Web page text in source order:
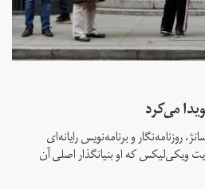
می‌کرد
روزنامه‌نگار و برنامه‌نویس رایانه‌ای
ویکی‌لیکس که او بنیانگذار اصلی آن